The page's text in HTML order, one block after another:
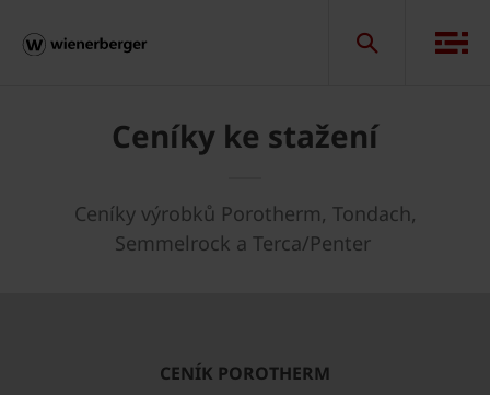
Ceníky ke stažení
Ceníky výrobků Porotherm, Tondach,
Semmelrock a Terca/Penter
CENÍK POROTHERM